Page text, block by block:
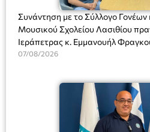
Συνάντηση με το Σύλλογο Γονέων
Μουσικού Σχολείου Λασιθίου
Ιεράπετρας κ. Εμμανουήλ
Διευθύντριας του σχολείου κας
07/08/2026